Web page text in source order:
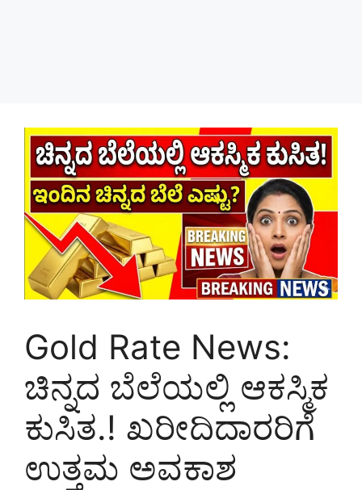
Gold Rate News:
ಚಿನ್ನದ ಬೆಲೆಯಲ್ಲಿ ಆಕಸ್ಮಿಕ
ಕುಸಿತ.! ಖರೀದಿದಾರರಿಗೆ
ಉತ್ತಮ ಅವಕಾಶ